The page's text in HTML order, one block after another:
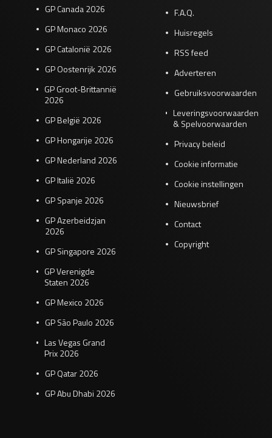
GP Canada 2026
GP Monaco 2026
GP Catalonië 2026
GP Oostenrijk 2026
GP Groot-Brittannië
2026
GP België 2026
GP Hongarije 2026
GP Nederland 2026
GP Italië 2026
GP Spanje 2026
GP Azerbeidzjan
2026
GP Singapore 2026
GP Verenigde
Staten 2026
GP Mexico 2026
GP São Paulo 2026
Las Vegas Grand
Prix 2026
GP Qatar 2026
GP Abu Dhabi 2026
F.A.Q.
Huisregels
RSS feed
Adverteren
Gebruiksvoorwaarden
Leveringsvoorwaarden
& Spelvoorwaarden
Privacy beleid
Cookie informatie
Cookie instellingen
Nieuwsbrief
Contact
Copyright